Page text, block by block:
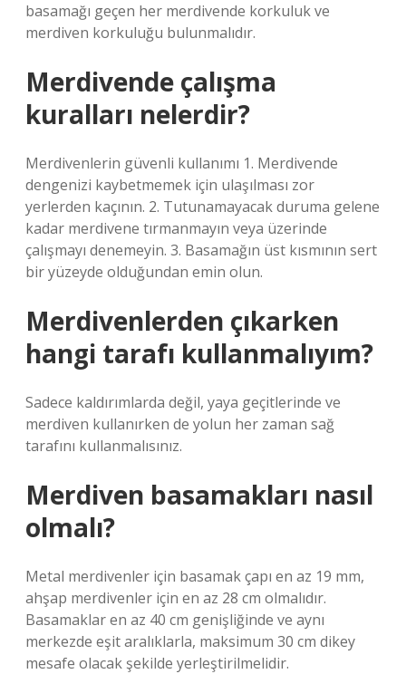
basamağı geçen her merdivende korkuluk ve
merdiven korkuluğu bulunmalıdır.
Merdivende çalışma
kuralları nelerdir?
Merdivenlerin güvenli kullanımı 1. Merdivende
dengenizi kaybetmemek için ulaşılması zor
yerlerden kaçının. 2. Tutunamayacak duruma gelene
kadar merdivene tırmanmayın veya üzerinde
çalışmayı denemeyin. 3. Basamağın üst kısmının sert
bir yüzeyde olduğundan emin olun.
Merdivenlerden çıkarken
hangi tarafı kullanmalıyım?
Sadece kaldırımlarda değil, yaya geçitlerinde ve
merdiven kullanırken de yolun her zaman sağ
tarafını kullanmalısınız.
Merdiven basamakları nasıl
olmalı?
Metal merdivenler için basamak çapı en az 19 mm,
ahşap merdivenler için en az 28 cm olmalıdır.
Basamaklar en az 40 cm genişliğinde ve aynı
merkezde eşit aralıklarla, maksimum 30 cm dikey
mesafe olacak şekilde yerleştirilmelidir.